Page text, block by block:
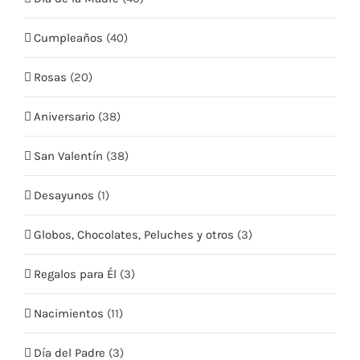
Cumpleaños (40)
Rosas (20)
Aniversario (38)
San Valentín (38)
Desayunos (1)
Globos, Chocolates, Peluches y otros (3)
Regalos para Él (3)
Nacimientos (11)
Día del Padre (3)
Términos y condiciones
Teléfono: +569 5409 2635
Email:info@quieroflores.cl
Web:www.quieroflores.cl
Facebook:/floresymas.cl